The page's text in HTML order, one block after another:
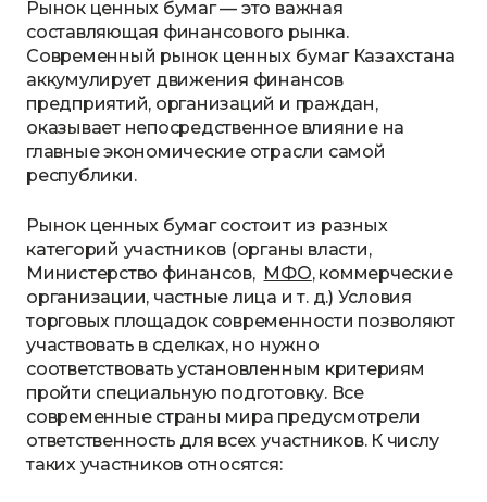
Рынок ценных бумаг — это важная
составляющая финансового рынка.
Современный рынок ценных бумаг Казахстана
аккумулирует движения финансов
предприятий, организаций и граждан,
оказывает непосредственное влияние на
главные экономические отрасли самой
республики.
Рынок ценных бумаг состоит из разных
категорий участников (органы власти,
Министерство финансов, МФО, коммерческие
организации, частные лица и т. д.) Условия
торговых площадок современности позволяют
участвовать в сделках, но нужно
соответствовать установленным критериям
пройти специальную подготовку. Все
современные страны мира предусмотрели
ответственность для всех участников. К числу
таких участников относятся: